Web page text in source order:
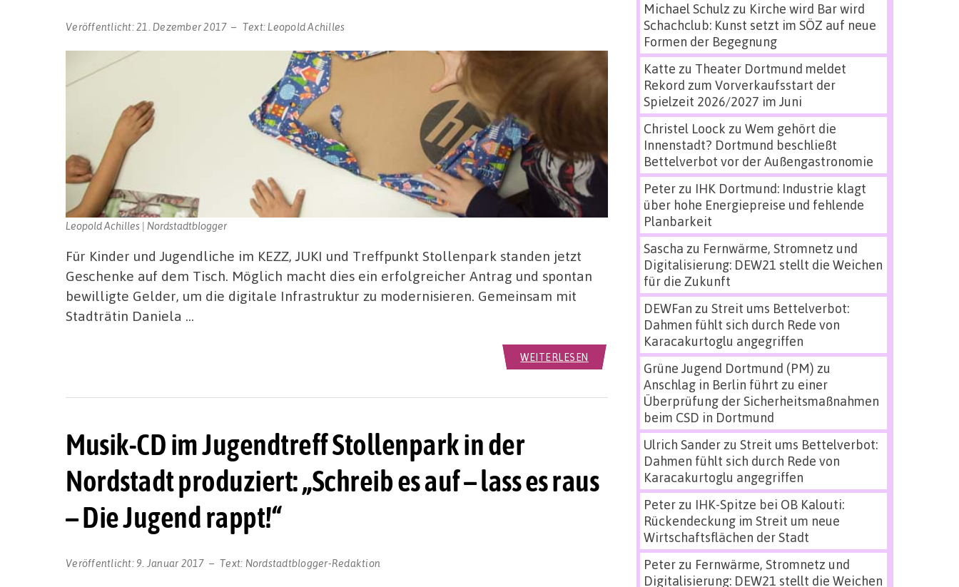
Veröffentlicht:21. Dezember 2017 Text:Leopold Achilles
Leopold Achilles | Nordstadtblogger
Für Kinder und Jugendliche im KEZZ, JUKI und Treffpunkt Stollenpark standen jetzt
Geschenke auf dem Tisch. Möglich macht dies ein erfolgreicher Antrag und spontan
bewilligte Gelder, um die digitale Infrastruktur zu modernisieren. Gemeinsam mit
Stadträtin Daniela …
WEITERLESEN
Musik-CD im Jugendtreff Stollenpark in der
Nordstadt produziert: „Schreib es auf – lass es raus
– Die Jugend rappt!“
Veröffentlicht: 9. Januar 2017 Text: Nordstadtblogger-Redaktion
Michael Schulz zu Kirche wird Bar wird
Schachclub: Kunst setzt im SÖZ auf neue
Formen der Begegnung
Katte zu Theater Dortmund meldet
Rekord zum Vorverkaufsstart der
Spielzeit 2026/2027 im Juni
Christel Loock zu Wem gehört die
Innenstadt? Dortmund beschließt
Bettelverbot vor der Außengastronomie
Peterzu IHK Dortmund: Industrie klagt
über hohe Energiepreise und fehlende
Planbarkeit
Sascha zu Fernwärme, Stromnetz und
Digitalisierung: DEW21 stellt die Weichen
für die Zukunft
DEWFan zu Streit ums Bettelverbot:
Dahmen fühlt sich durch Rede von
Karacakurtoglu angegriffen
Grüne Jugend Dortmund (PM) zu
Anschlag in Berlin führt zu einer
Überprüfung der Sicherheitsmaßnahmen
beim CSD in Dortmund
Ulrich Sanderzu Streit ums Bettelverbot:
Dahmen fühlt sich durch Rede von
Karacakurtoglu angegriffen
Peterzu IHK-Spitze bei OB Kalouti:
Rückendeckung im Streit um neue
Wirtschaftsflächen der Stadt
Peterzu Fernwärme, Stromnetz und
Digitalisierung: DEW21 stellt die Weichen